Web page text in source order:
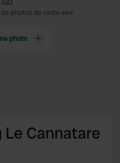
photos de cette aire
photo
Cannatare